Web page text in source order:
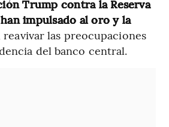
Trump contra la Reserva
impulsado al oro y la
reavivar las preocupaciones
del banco central.